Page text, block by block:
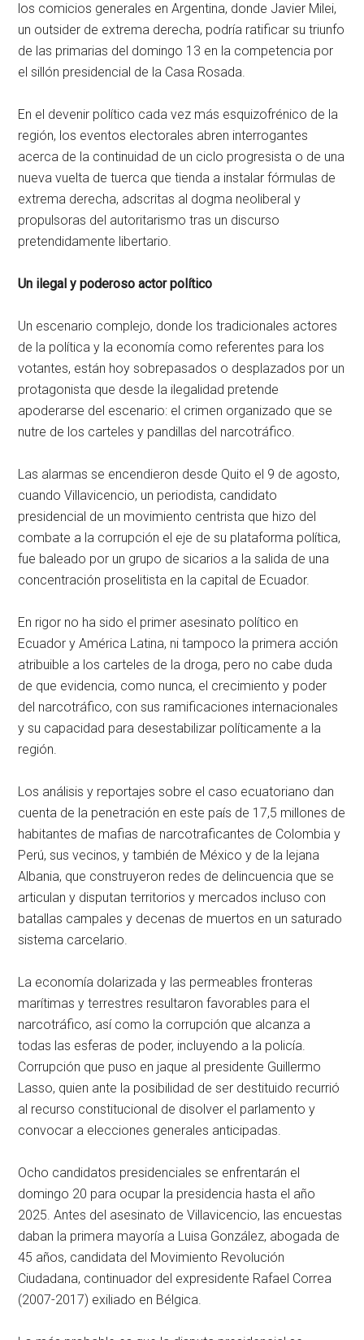
los comicios generales en Argentina, donde Javier Milei,
un outsider de extrema derecha, podría ratificar su triunfo
de las primarias del domingo 13 en la competencia por
el sillón presidencial de la Casa Rosada.
En el devenir político cada vez más esquizofrénico de la
región, los eventos electorales abren interrogantes
acerca de la continuidad de un ciclo progresista o de una
nueva vuelta de tuerca que tienda a instalar fórmulas de
extrema derecha, adscritas al dogma neoliberal y
propulsoras del autoritarismo tras un discurso
pretendidamente libertario.
Un ilegal y poderoso actor político
Un escenario complejo, donde los tradicionales actores
de la política y la economía como referentes para los
votantes, están hoy sobrepasados o desplazados por un
protagonista que desde la ilegalidad pretende
apoderarse del escenario: el crimen organizado que se
nutre de los carteles y pandillas del narcotráfico.
Las alarmas se encendieron desde Quito el 9 de agosto,
cuando Villavicencio, un periodista, candidato
presidencial de un movimiento centrista que hizo del
combate a la corrupción el eje de su plataforma política,
fue baleado por un grupo de sicarios a la salida de una
concentración proselitista en la capital de Ecuador.
En rigor no ha sido el primer asesinato político en
Ecuador y América Latina, ni tampoco la primera acción
atribuible a los carteles de la droga, pero no cabe duda
de que evidencia, como nunca, el crecimiento y poder
del narcotráfico, con sus ramificaciones internacionales
y su capacidad para desestabilizar políticamente a la
región.
Los análisis y reportajes sobre el caso ecuatoriano dan
cuenta de la penetración en este país de 17,5 millones de
habitantes de mafias de narcotraficantes de Colombia y
Perú, sus vecinos, y también de México y de la lejana
Albania, que construyeron redes de delincuencia que se
articulan y disputan territorios y mercados incluso con
batallas campales y decenas de muertos en un saturado
sistema carcelario.
La economía dolarizada y las permeables fronteras
marítimas y terrestres resultaron favorables para el
narcotráfico, así como la corrupción que alcanza a
todas las esferas de poder, incluyendo a la policía.
Corrupción que puso en jaque al presidente Guillermo
Lasso, quien ante la posibilidad de ser destituido recurrió
al recurso constitucional de disolver el parlamento y
convocar a elecciones generales anticipadas.
Ocho candidatos presidenciales se enfrentarán el
domingo 20 para ocupar la presidencia hasta el año
2025. Antes del asesinato de Villavicencio, las encuestas
daban la primera mayoría a Luisa González, abogada de
45 años, candidata del Movimiento Revolución
Ciudadana, continuador del expresidente Rafael Correa
(2007-2017) exiliado en Bélgica.